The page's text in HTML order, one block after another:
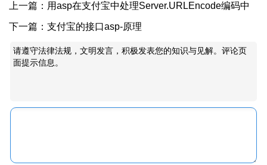
上一篇： 用asp在支付宝中处理Server.URLEncode编码中
的特殊字符
下一篇： 支付宝的接口asp-原理
请遵守法律法规，文明发言，积极发表您的知识与见解。评论页
面提示信息。